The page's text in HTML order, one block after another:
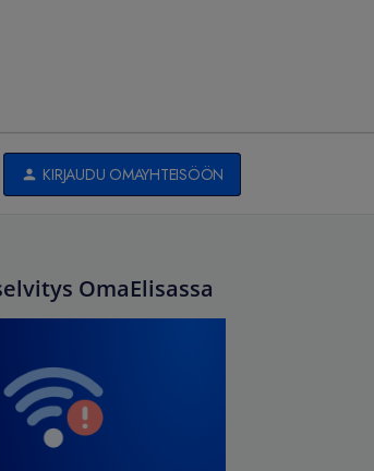
KIRJAUDU OMAYHTEISÖÖN
OmaElisassa